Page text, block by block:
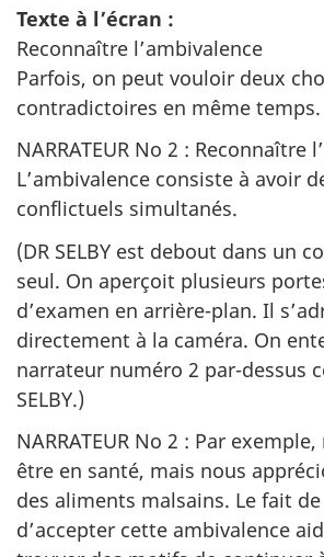
Texte à l’écran :
Reconnaître l’ambivalence
Parfois, on peut vouloir deux
contradictoires en même temps.
NARRATEUR No 2 : Reconnaître
L’ambivalence consiste à avoir
conflictuels simultanés.
(DR SELBY est debout dans un
seul. On aperçoit plusieurs
d’examen en arrière-plan. Il
directement à la caméra. On
narrateur numéro 2 par-dessus
SELBY.)
NARRATEUR No 2 : Par
être en santé, mais nous
des aliments malsains. Le fait
d’accepter cette ambivalence